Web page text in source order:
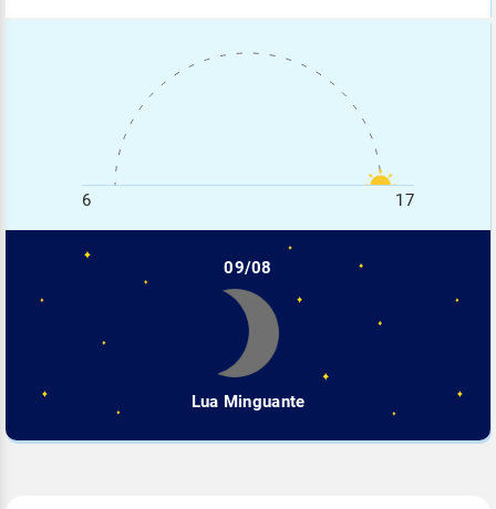
6 17
09/08
Lua Minguante